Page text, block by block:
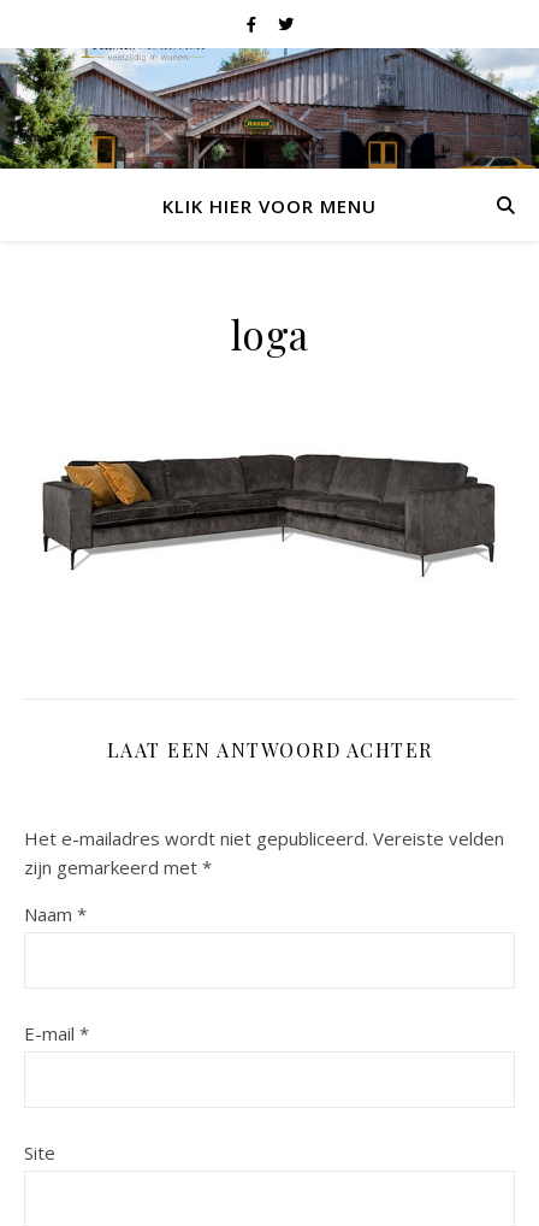
KLIK HIER VOOR MENU
loga
LAAT EEN ANTWOORD ACHTER
Het e-mailadres wordt niet gepubliceerd. Vereiste velden
zijn gemarkeerd met *
Naam *
E-mail *
Site